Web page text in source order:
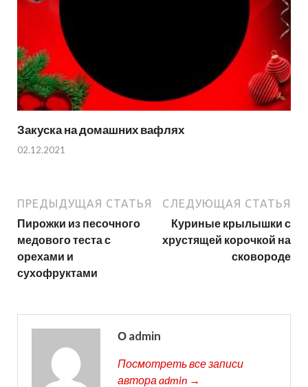
Закуска на домашних вафлях
02.12.2021
ПРЕДЫДУЩАЯ СТАТЬЯ
Пирожки из песочного
медового теста с
орехами и
сухофруктами
СЛЕДУЮЩАЯ СТАТЬЯ
Куриные крылышки с
хрустящей корочкой на
сковороде
О admin
Посмотреть все записи
автора admin →